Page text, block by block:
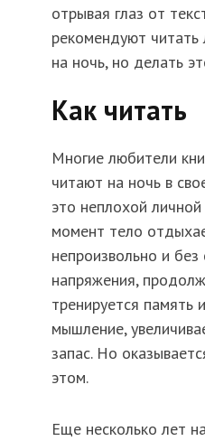
отрывая глаз от
рекомендуют читать
на ночь, но делать
Как читать
Многие любители
читают на ночь в
это неплохой
момент тело
непроизвольно и без
напряжения,
тренируется память
мышление,
запас. Но
этом.
Еще несколько лет